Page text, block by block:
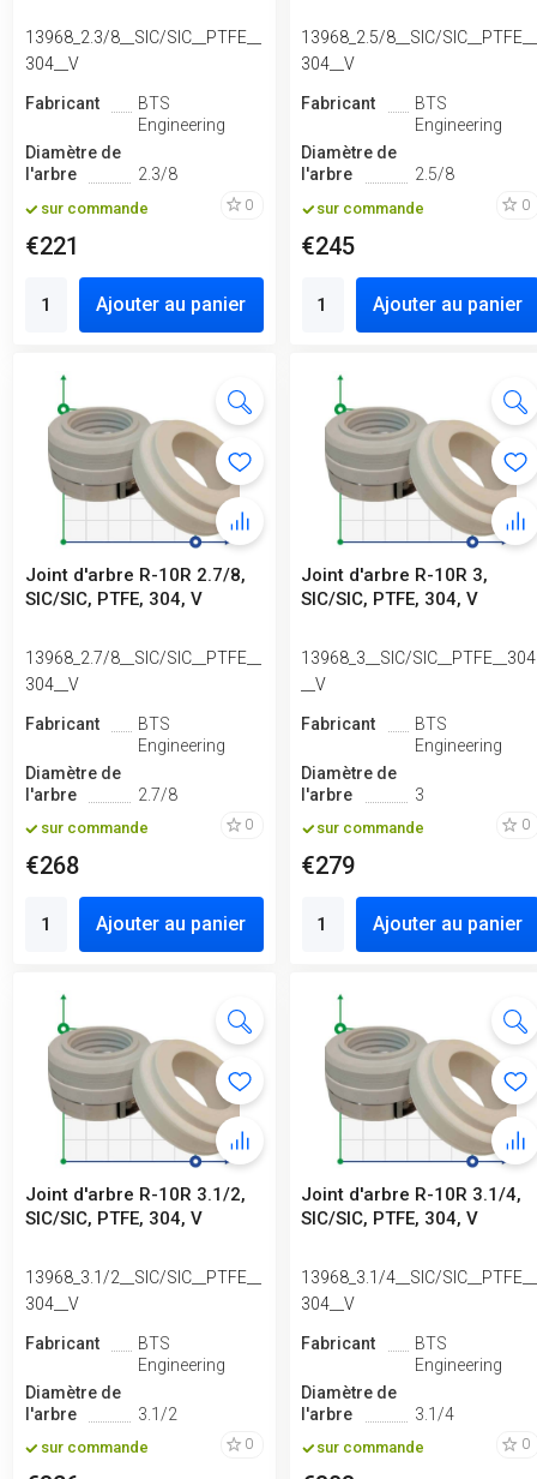
13968_2.3/8__SIC/SIC__PTFE__
304__V
Fabricant
BTS
Engineering
Diamètre de
l'arbre
2.3/8
sur commande 0
€221
Ajouter au panier
13968_2.5/8__SIC/SIC__PTFE__
304__V
Fabricant
BTS
Engineering
Diamètre de
l'arbre
2.5/8
sur commande 0
€245
Ajouter au panier
Joint d'arbre R-10R 2.7/8,
SIC/SIC, PTFE, 304, V
13968_2.7/8__SIC/SIC__PTFE__
304__V
Fabricant
BTS
Engineering
Diamètre de
l'arbre
2.7/8
sur commande 0
€268
Ajouter au panier
Joint d'arbre R-10R 3,
SIC/SIC, PTFE, 304, V
13968_3__SIC/SIC__PTFE__304
__V
Fabricant
BTS
Engineering
Diamètre de
l'arbre
3
sur commande 0
€279
Ajouter au panier
Joint d'arbre R-10R 3.1/2,
SIC/SIC, PTFE, 304, V
13968_3.1/2__SIC/SIC__PTFE__
304__V
Fabricant
BTS
Engineering
Diamètre de
l'arbre
3.1/2
sur commande 0
Joint d'arbre R-10R 3.1/4,
SIC/SIC, PTFE, 304, V
13968_3.1/4__SIC/SIC__PTFE__
304__V
Fabricant
BTS
Engineering
Diamètre de
l'arbre
3.1/4
sur commande 0